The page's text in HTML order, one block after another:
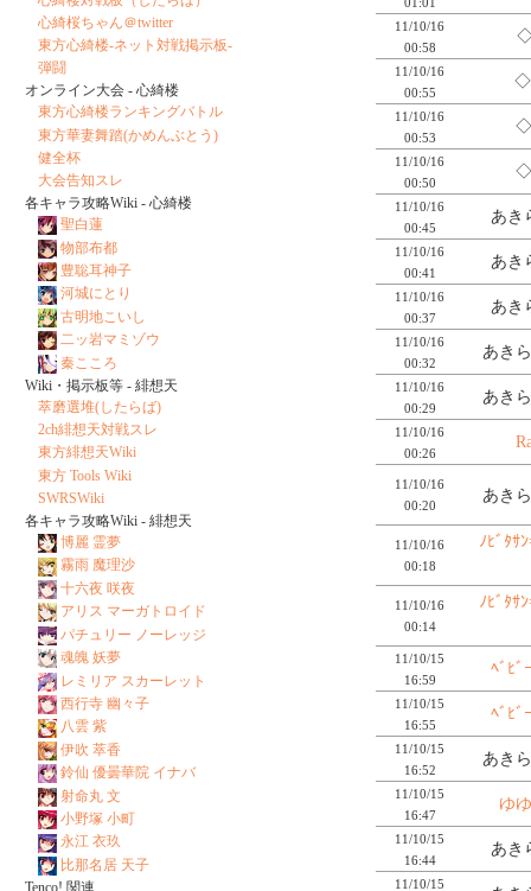
11/10/16
00:58
11/10/16
00:55
11/10/16
00:53
11/10/16
00:50
11/10/16
00:45
あき
11/10/16
00:41
あき
11/10/16
00:37
あき
11/10/16
00:32
あき
11/10/16
00:29
あき
11/10/16
00:26
11/10/16
00:20
あき
11/10/16
00:18
ﾉﾋﾞﾀｻ
11/10/16
00:14
ﾉﾋﾞﾀｻ
11/10/15
16:59
ﾍﾞﾋﾞ
11/10/15
16:55
ﾍﾞﾋﾞ
11/10/15
16:52
あき
11/10/15
16:47
ゆ
11/10/15
16:44
あき
11/10/15
心綺桜ちゃん＠twitter
東方心綺楼-ネット対戦掲示板-
弾闘
オンライン大会 - 心綺楼
東方心綺楼ランキングバトル
東方華妻舞踏(かめんぶとう)
健全杯
大会告知スレ
各キャラ攻略Wiki - 心綺楼
聖白蓮
物部布都
豊聡耳神子
河城にとり
古明地こいし
二ッ岩マミゾウ
秦こころ
Wiki・掲示板等 - 緋想天
萃磨選堆(したらば)
2ch緋想天対戦スレ
東方緋想天Wiki
東方 Tools Wiki
SWRSWiki
各キャラ攻略Wiki - 緋想天
博麗 霊夢
霧雨 魔理沙
十六夜 咲夜
アリス マーガトロイド
パチュリー ノーレッジ
魂魄 妖夢
レミリア スカーレット
西行寺 幽々子
八雲 紫
伊吹 萃香
鈴仙 優曇華院 イナバ
射命丸 文
小野塚 小町
永江 衣玖
比那名居 天子
Tenco! 関連